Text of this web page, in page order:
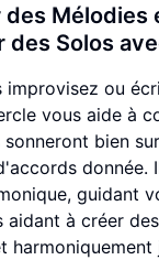
des Mélodies
des Solos
improvisez ou
vous aide à
bien
donnée.
guidant
aidant à créer
harmoniquement